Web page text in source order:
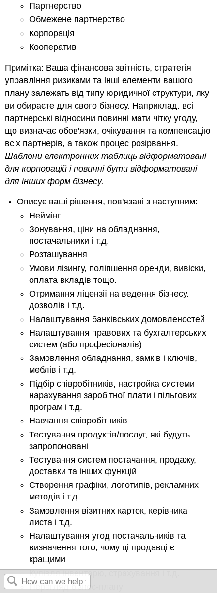
Партнерство
Обмежене партнерство
Корпорація
Кооператив
Примітка: Ваша фінансова звітність, стратегія
управління ризиками та інші елементи вашого
плану залежать від типу юридичної структури, яку
ви обираєте для свого бізнесу. Наприклад, всі
партнерські відносини повинні мати чітку угоду,
що визначає обов'язки, очікування та компенсацію
всіх партнерів, а також процес розірвання.
Шаблони електронних таблиць відформатовані
для корпорацій і повинні бути відформатовані
для інших форм бізнесу.
Описує ваші рішення, пов'язані з наступним:
Неймінг
Зонування, ціни на обладнання,
постачальники і т.д.
Розташування
Умови лізингу, поліпшення оренди, вивіски,
оплата вкладів тощо.
Отримання ліцензії на ведення бізнесу,
дозволів і т.д.
Налаштування банківських домовленостей
Налаштування правових та бухгалтерських
систем (або професіоналів)
Замовлення обладнання, замків і ключів,
меблів і т.д.
Підбір співробітників, настройка системи
нарахування заробітної плати і пільгових
програм і т.д.
Навчання співробітників
Тестування продуктів/послуг, які будуть
запропоновані
Тестування систем постачання, продажу,
доставки та інших функцій
Створення графіки, логотипів, рекламних
методів і т.д.
Замовлення візитних карток, керівника
листа і т.д.
Налаштування угод постачальників та
визначення того, чому ці продавці є
кращими
Купівля інвентарю, страхування і т.д.
Перегляд бізнес-плану